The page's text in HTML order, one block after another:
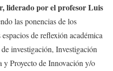
liderado por el profesor Luis
las ponencias de los
de reflexión académica
investigación, Investigación
y Proyecto de Innovación y/o